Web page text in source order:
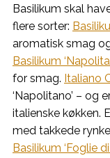
Basilikum skal
flere sorter:
aromatisk smag
Basilikum
for smag. Italiano
‘Napolitano’ – og
italienske køkken.
med takkede
Basilikum ‘Foglie